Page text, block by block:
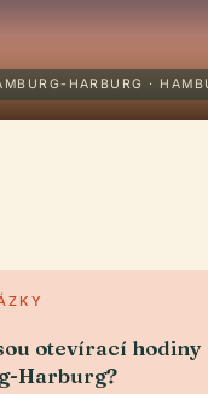
HARBURG ·
otevírací hodiny
Harburg?